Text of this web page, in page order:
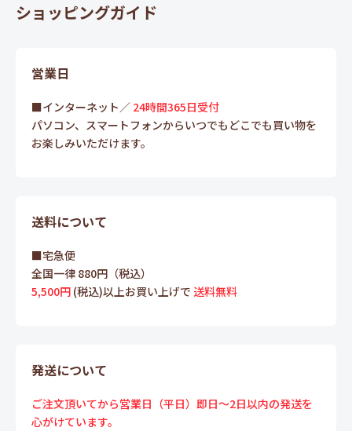
ショッピングガイド
営業日
■インターネット／ 24時間365日受付
パソコン、スマートフォンからいつでもどこでも買い物を
お楽しみいただけます。
送料について
■宅急便
全国一律 880円（税込）
5,500円 (税込)以上お買い上げで 送料無料
発送について
ご注文頂いてから営業日（平日）即日～2日以内の発送を
心がけています。